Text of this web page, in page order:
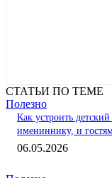
СТАТЬИ ПО ТЕМЕ
Полезно
Как устроить
имениннику, и
06.05.2026